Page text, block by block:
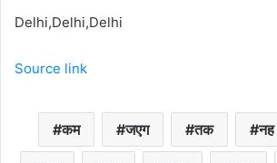
Delhi,Delhi,Delhi
Source link
कम जएग तक नह